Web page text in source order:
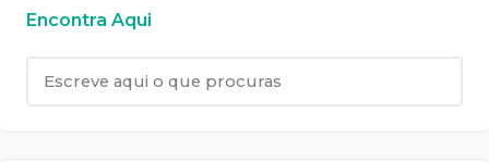
Encontra Aqui